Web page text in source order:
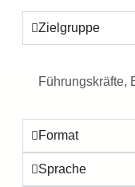
Zielgruppe
Führungskräfte,
Format
Sprache